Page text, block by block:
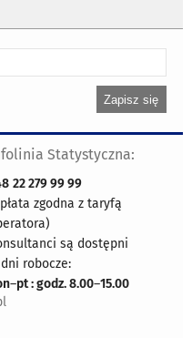
Statystyczna:
22 279 99 99
zgodna z taryfą
są dostępni
robocze:
–pt : godz. 8.00–15.00